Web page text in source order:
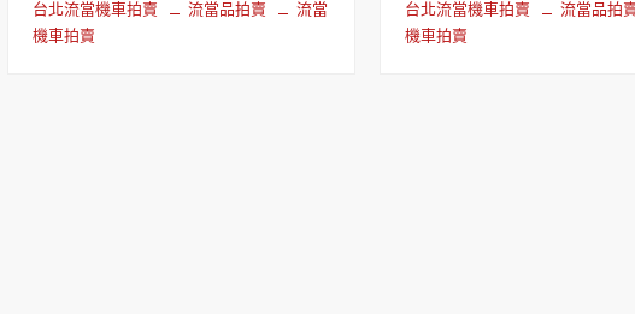
台北流當機車拍賣 流當品拍賣
流當
機車拍賣
台北流當機車拍賣 流當品拍
機車拍賣